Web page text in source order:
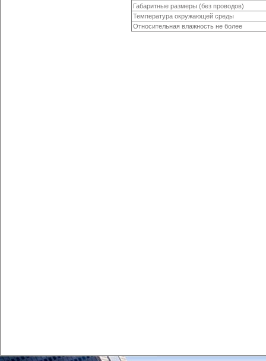
Габаритные размеры (без проводов)
Температура окружающей среды
Относительная влажность не более